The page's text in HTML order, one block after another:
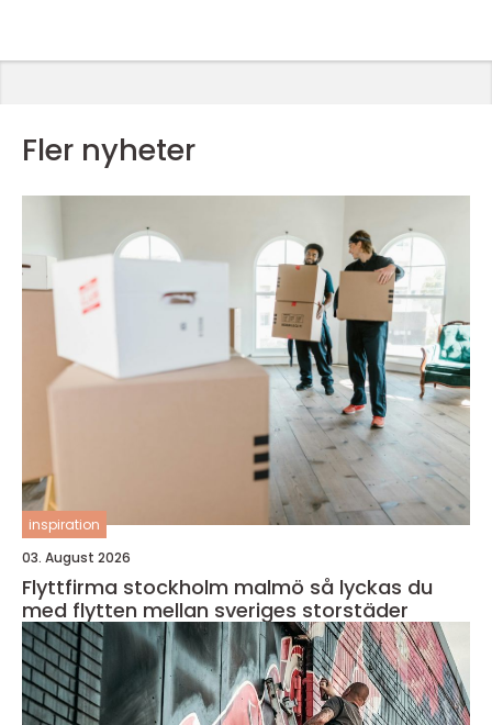
Fler nyheter
inspiration
03. August 2026
Flyttfirma stockholm malmö så lyckas du
med flytten mellan sveriges storstäder